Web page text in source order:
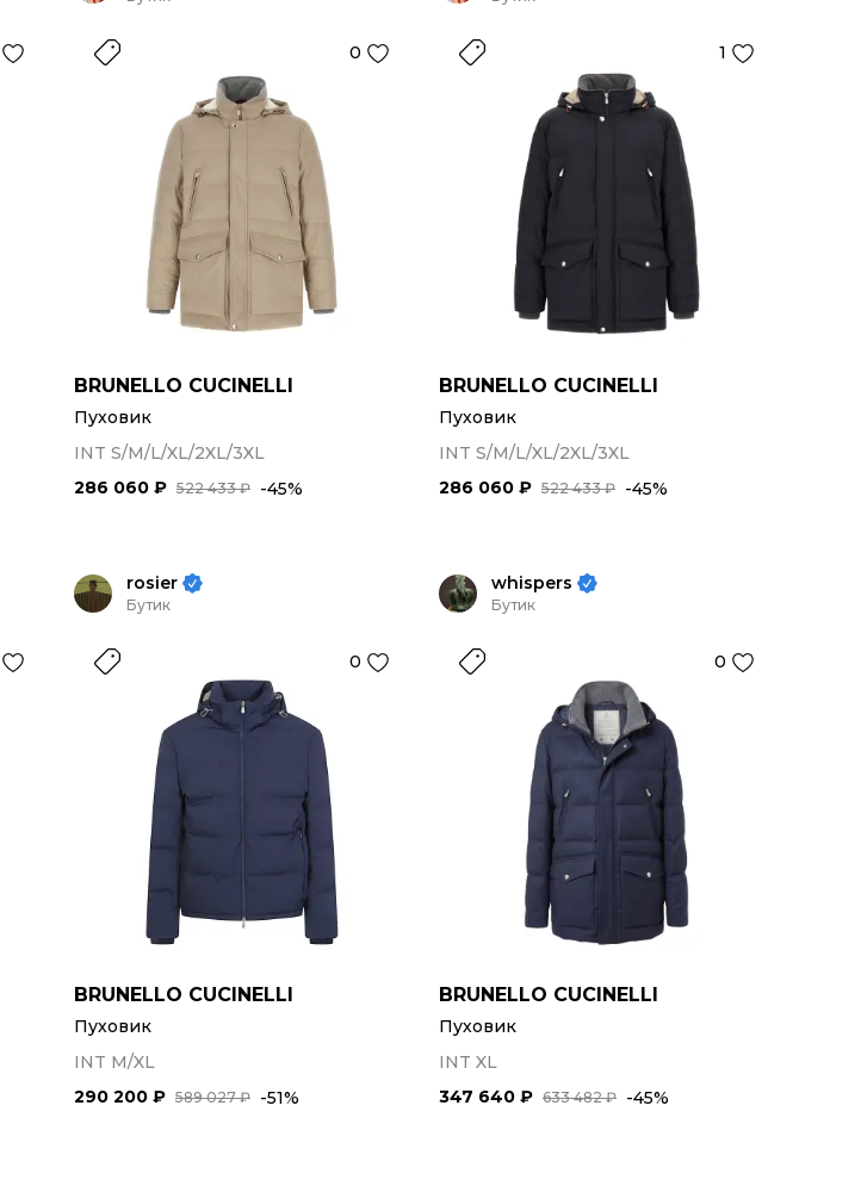
0
BRUNELLO CUCINELLI
Пуховик
INT S/M/L/XL/2XL/3XL
522 433 ₽
286 060 ₽ -45%
1
BRUNELLO CUCINELLI
Пуховик
INT S/M/L/XL/2XL/3XL
522 433 ₽
286 060 ₽ -45%
rosier
Бутик
0
BRUNELLO CUCINELLI
Пуховик
INT M/XL
589 027 ₽
290 200 ₽ -51%
whispers
Бутик
0
BRUNELLO CUCINELLI
Пуховик
INT XL
633 482 ₽
347 640 ₽ -45%